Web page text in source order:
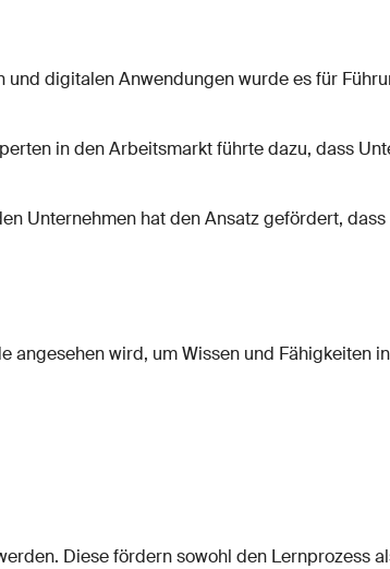
digitalen Anwendungen wurde es für
in den Arbeitsmarkt führte dazu, dass
Unternehmen hat den Ansatz gefördert, dass
angesehen wird, um Wissen und Fähigkeiten
Diese fördern sowohl den Lernprozess